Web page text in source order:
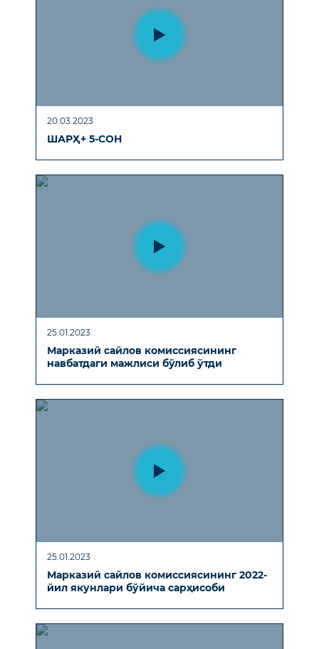
20.03.2023
ШАРҲ+ 5-СОН
25.01.2023
Марказий сайлов комиссиясининг
навбатдаги мажлиси бўлиб ўтди
25.01.2023
Марказий сайлов комиссиясининг 2022-
йил якунлари бўйича сарҳисоби